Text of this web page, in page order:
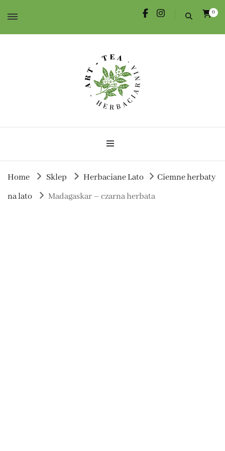
0
Herbaciarnia Art-Tea
Home Sklep Herbaciane Lato
Ciemne herbaty
na lato
Madagaskar – czarna herbata